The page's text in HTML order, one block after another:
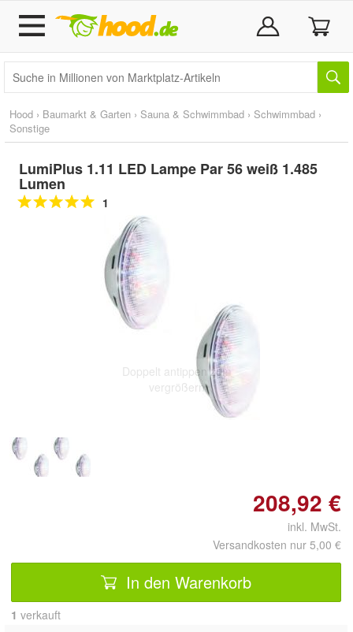
Hood › Baumarkt & Garten › Sauna & Schwimmbad › Schwimmbad ›
Sonstige
LumiPlus 1.11 LED Lampe Par 56 weiß 1.485
Lumen
1
Doppelt antippen zum
vergrößern
208,92 €
inkl. MwSt.
Versandkosten nur 5,00 €
In den Warenkorb
1 verkauft